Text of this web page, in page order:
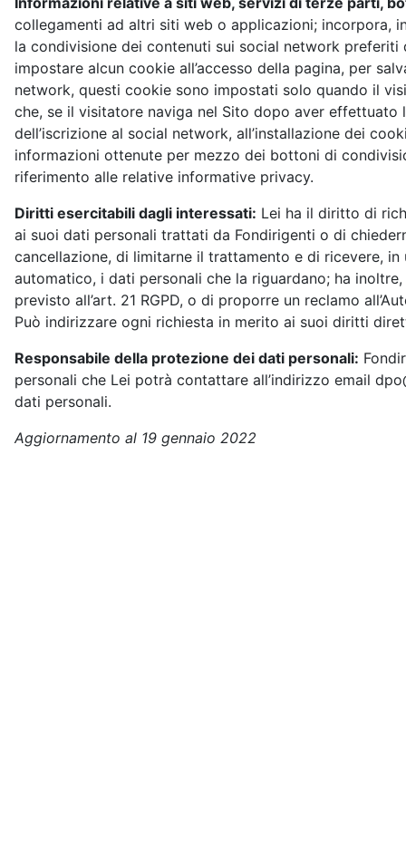
collegamenti ad altri siti web o applicazioni; incorpora,
la condivisione dei contenuti sui social network
impostare alcun cookie all’accesso della pagina, per
network, questi cookie sono impostati solo quando il
che, se il visitatore naviga nel Sito dopo aver
dell’iscrizione al social network, all’installazione dei
informazioni ottenute per mezzo dei bottoni di
riferimento alle relative informative privacy.
Diritti esercitabili dagli interessati: Lei ha il diritto di
ai suoi dati personali trattati da Fondirigenti o di
cancellazione, di limitarne il trattamento e di ricevere,
automatico, i dati personali che la riguardano; ha
previsto all’art. 21 RGPD, o di proporre un reclamo
Può indirizzare ogni richiesta in merito ai suoi diritti
Responsabile della protezione dei dati personali:
personali che Lei potrà contattare all’indirizzo email
dati personali.
Aggiornamento al 19 gennaio 2022